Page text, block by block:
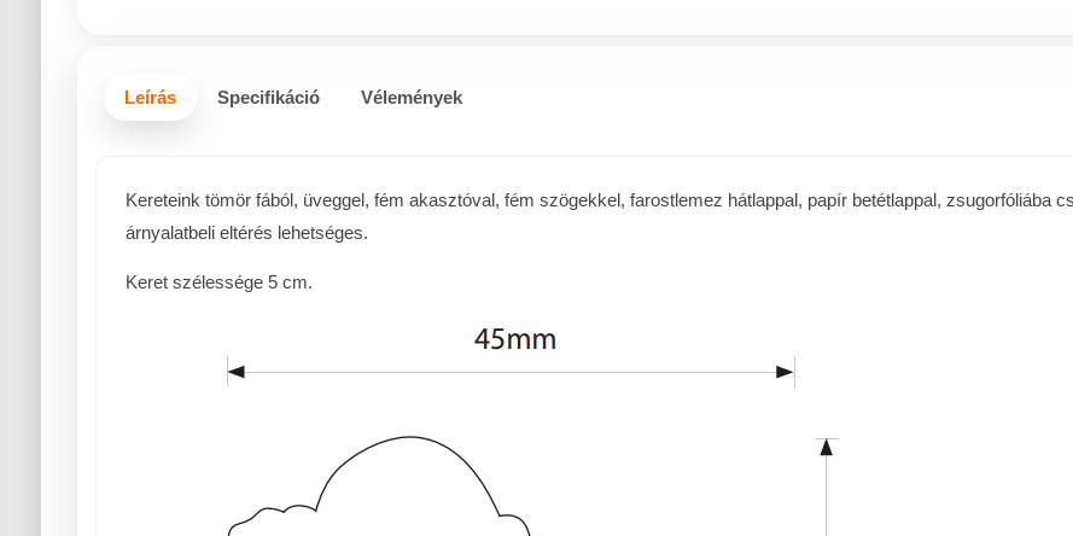
Leírás Specifikáció Vélemények
Kereteink tömör fából, üveggel, fém akasztóval, fém szögekkel, farostlemez hátlappal, papír betétlappal, zsugorfóliába
árnyalatbeli eltérés lehetséges.
Keret szélessége 5 cm.